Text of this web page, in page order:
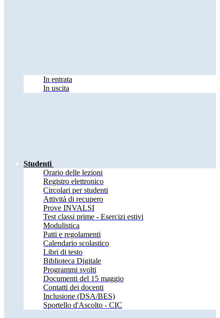
In entrata
In uscita
Studenti
Orario delle lezioni
Registro elettronico
Circolari per studenti
Attività di recupero
Prove INVALSI
Test classi prime - Esercizi estivi
Modulistica
Patti e regolamenti
Calendario scolastico
Libri di testo
Biblioteca Digitale
Programmi svolti
Documenti del 15 maggio
Contatti dei docenti
Inclusione (DSA/BES)
Sportello d'Ascolto - CIC